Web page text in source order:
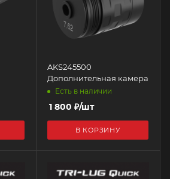
AKS245500
Дополнительная камера
Есть в наличии
1 800 ₽/шт
В КОРЗИНУ